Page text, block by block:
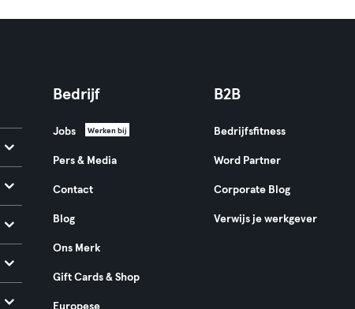
Bedrijf
Jobs Werken bij
Pers & Media
Contact
Blog
Ons Merk
Gift Cards & Shop
Europese
B2B
Bedrijfsfitness
Word Partner
Corporate Blog
Verwijs je werkgever